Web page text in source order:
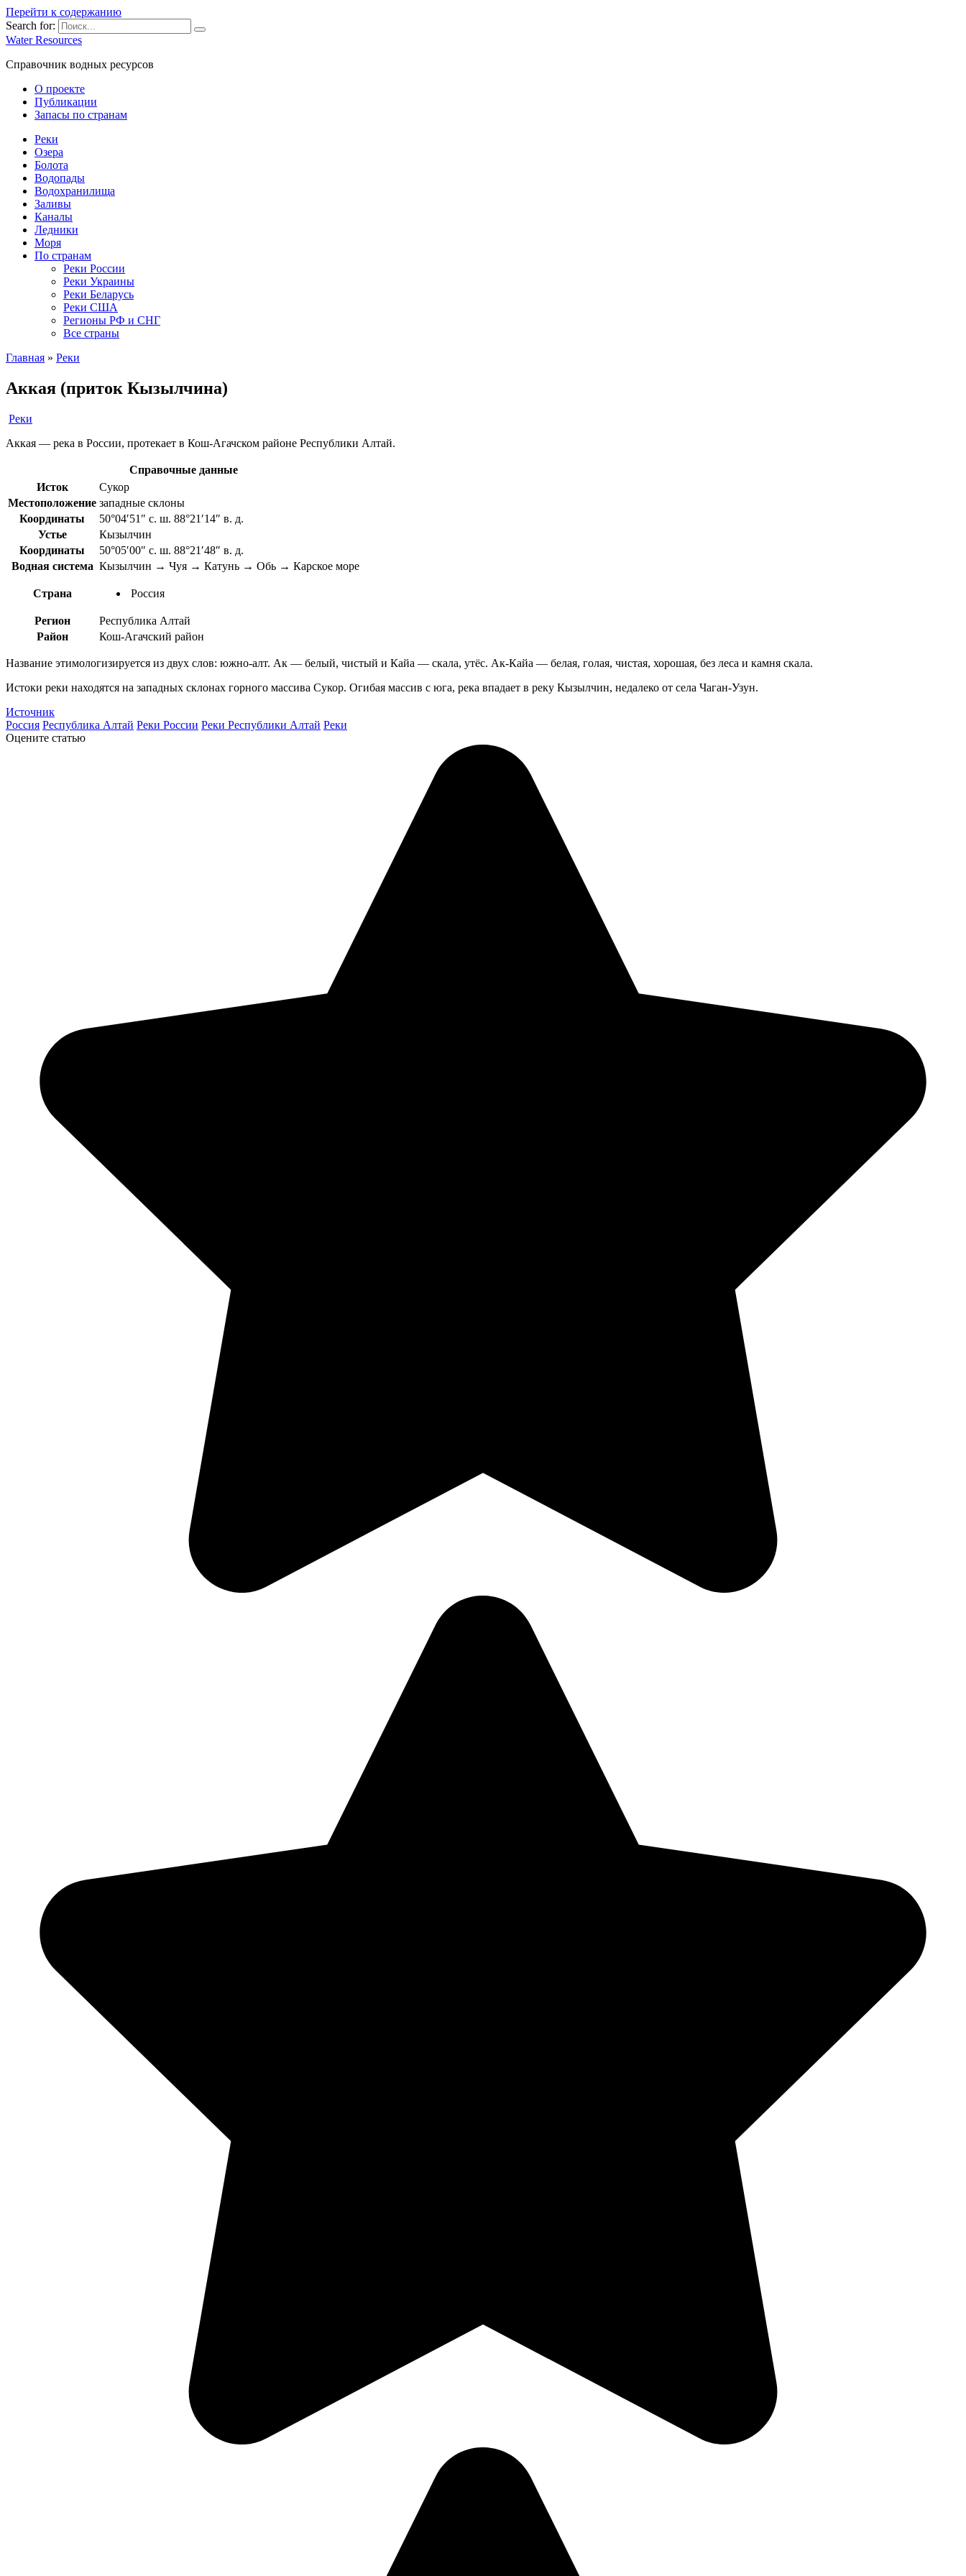
Перейти к содержанию
Search for:
Water Resources
Справочник водных ресурсов
О проекте
Публикации
Запасы по странам
Реки
Озера
Болота
Водопады
Водохранилища
Заливы
Каналы
Ледники
Моря
По странам
Реки России
Реки Украины
Реки Беларусь
Реки США
Регионы РФ и СНГ
Все страны
Главная » Реки
Аккая (приток Кызылчина)
Реки
Аккая — река в России, протекает в Кош-Агачском районе Республики Алтай.
Справочные данные
Исток
Сукор
Местоположение западные склоны
Координаты
50°04′51″ с. ш. 88°21′14″ в. д.
Устье
Кызылчин
Координаты
50°05′00″ с. ш. 88°21′48″ в. д.
Водная система Кызылчин → Чуя → Катунь → Обь → Карское море
Страна Россия
Регион
Республика Алтай
Район
Кош-Агачский район
Название этимологизируется из двух слов: южно-алт. Ак — белый, чистый и Кайа — скала, утёс. Ак-Кайа — белая, голая, чистая, хорошая, без леса и камня скала.
Истоки реки находятся на западных склонах горного массива Сукор. Огибая массив с юга, река впадает в реку Кызылчин, недалеко от села Чаган-Узун.
Источник
Россия Республика Алтай Реки России Реки Республики Алтай Реки
Оцените статью